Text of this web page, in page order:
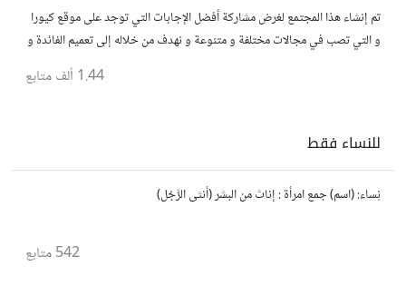
تم إنشاء هذا المجتمع لغرض مشاركة أفضل الإجابات التي توجد على موقع كيورا
و التي تصب في مجالات مختلفة و متنوعة و نهدف من خلاله إلى تعميم الفائدة و
1.44 ألف متابع
للنساء فقط
نِساء: (اسم) جمع امرأة : إناث من البشر (أنثى الرَّجُل)
542متابع